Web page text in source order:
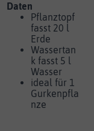
Daten
Pflanztopf
fasst 20 l
Erde
Wassertan
k fasst 5 l
Wasser
ideal für 1
Gurkenpfla
nze